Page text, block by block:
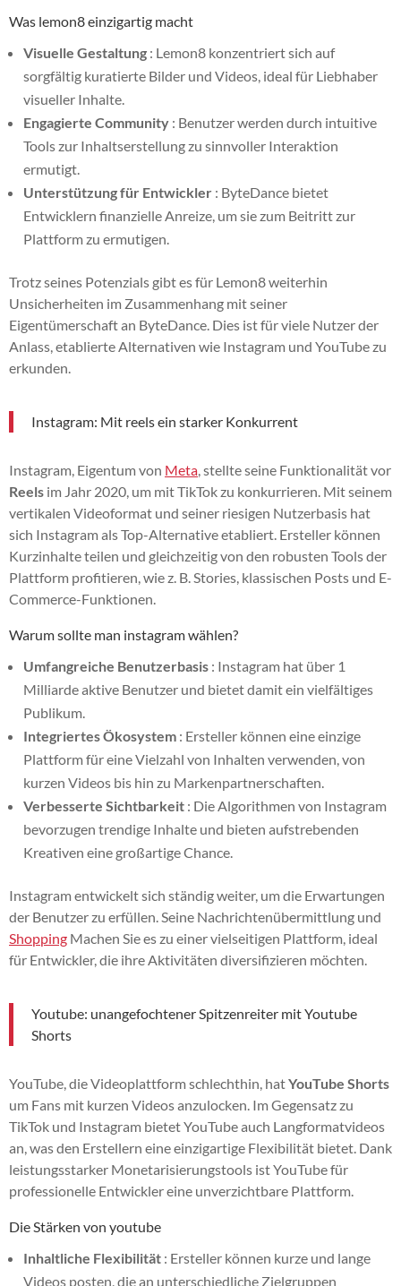
Was lemon8 einzigartig macht
Visuelle Gestaltung : Lemon8 konzentriert sich auf
sorgfältig kuratierte Bilder und Videos, ideal für Liebhaber
visueller Inhalte.
Engagierte Community : Benutzer werden durch intuitive
Tools zur Inhaltserstellung zu sinnvoller Interaktion
ermutigt.
Unterstützung für Entwickler : ByteDance bietet
Entwicklern finanzielle Anreize, um sie zum Beitritt zur
Plattform zu ermutigen.
Trotz seines Potenzials gibt es für Lemon8 weiterhin
Unsicherheiten im Zusammenhang mit seiner
Eigentümerschaft an ByteDance. Dies ist für viele Nutzer der
Anlass, etablierte Alternativen wie Instagram und YouTube zu
erkunden.
Instagram: Mit reels ein starker Konkurrent
Instagram, Eigentum von Meta , stellte seine Funktionalität vor
Reels im Jahr 2020, um mit TikTok zu konkurrieren. Mit seinem
vertikalen Videoformat und seiner riesigen Nutzerbasis hat
sich Instagram als Top-Alternative etabliert. Ersteller können
Kurzinhalte teilen und gleichzeitig von den robusten Tools der
Plattform profitieren, wie z. B. Stories, klassischen Posts und E-
Commerce-Funktionen.
Warum sollte man instagram wählen?
Umfangreiche Benutzerbasis : Instagram hat über 1
Milliarde aktive Benutzer und bietet damit ein vielfältiges
Publikum.
Integriertes Ökosystem : Ersteller können eine einzige
Plattform für eine Vielzahl von Inhalten verwenden, von
kurzen Videos bis hin zu Markenpartnerschaften.
Verbesserte Sichtbarkeit : Die Algorithmen von Instagram
bevorzugen trendige Inhalte und bieten aufstrebenden
Kreativen eine großartige Chance.
Instagram entwickelt sich ständig weiter, um die Erwartungen
der Benutzer zu erfüllen. Seine Nachrichtenübermittlung und
Shopping Machen Sie es zu einer vielseitigen Plattform, ideal
für Entwickler, die ihre Aktivitäten diversifizieren möchten.
Youtube: unangefochtener Spitzenreiter mit Youtube
Shorts
YouTube, die Videoplattform schlechthin, hatYouTube Shorts
um Fans mit kurzen Videos anzulocken. Im Gegensatz zu
TikTok und Instagram bietet YouTube auch Langformatvideos
an, was den Erstellern eine einzigartige Flexibilität bietet. Dank
leistungsstarker Monetarisierungstools ist YouTube für
professionelle Entwickler eine unverzichtbare Plattform.
Die Stärken von youtube
Inhaltliche Flexibilität : Ersteller können kurze und lange
Videos posten, die an unterschiedliche Zielgruppen